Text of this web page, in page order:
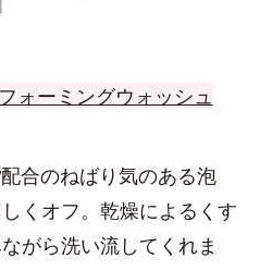
ォーミングウォッシュ
配合のねばり気のある泡
くオフ。乾燥によるくす
がら洗い流してくれま